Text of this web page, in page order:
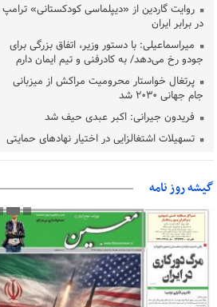
روایت گاردین از «دیپلماسی کودکستانی» ترامپ
در برابر ایران
میراسماعیلی: با دستور وزیر، اتفاق بزرگی برای
جودو رخ می‌دهد/ به کادرفنی و تیم ایمان دارم
پرتغال خواستار محرومیت مراکش از میزبانی
جام جهانی ۲۰۳۰ شد
فریدون جیرانی: اکبر عبدی حیف شد
تسهیلات اشتغالزایی در اختیار نهادهای حمایتی
فدراسیون فوتبال با حضور قلعه‌نویی مشخص شد
دفتر رهبر انقلاب: مطالب خارج از مراجع رسمی
فاقد سندیت است
بقائی: فضای مذاکرات فنی و سیاسی ایران و
عمان درباره تنگه هرمز، مثبت است
رئیس سازمان جهاد کشاورزی استان: کشاورزان
گیلان نسبت به دریافت یارانه کود اقدام کنند
گیشه روز نامه